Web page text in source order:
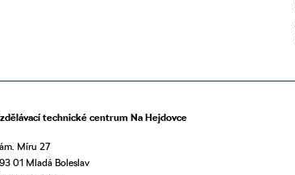
technické centrum Na Hejdovce
Míru 27
01 Mladá Boleslav